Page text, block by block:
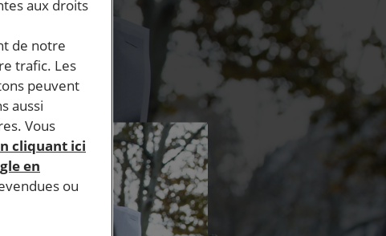
aux droits
de notre
trafic. Les
peuvent
aussi
Vous
cliquant ici
en
ou